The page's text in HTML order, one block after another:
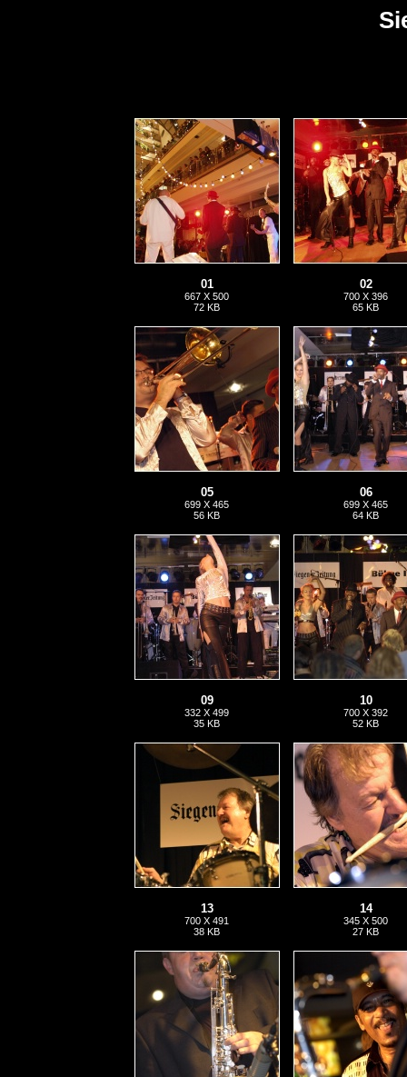
01
667 X 500
72 KB
02
700 X 396
65 KB
05
699 X 465
56 KB
06
699 X 465
64 KB
09
332 X 499
35 KB
10
700 X 392
52 KB
13
700 X 491
38 KB
14
345 X 500
27 KB